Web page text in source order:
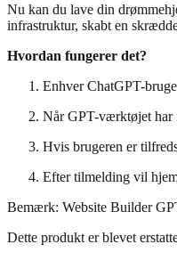
Nu kan du lave din
infrastruktur, skabt en
Hvordan fungerer det?
Enhver ChatGPT-
Når GPT-værktøjet har
Hvis brugeren er
Efter tilmelding vil
Bemærk: Website Builder
Dette produkt er blevet